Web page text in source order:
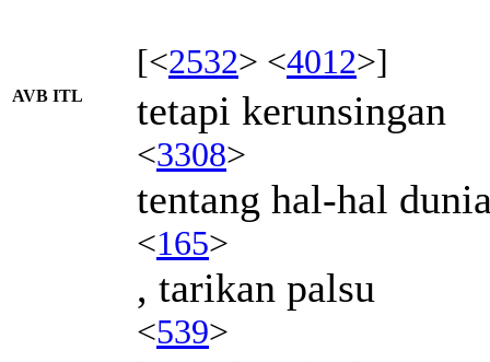
[<2532> <4012>]
AVB ITL tetapi kerunsingan
<3308>
tentang hal-hal
<165>
, tarikan palsu
<539>